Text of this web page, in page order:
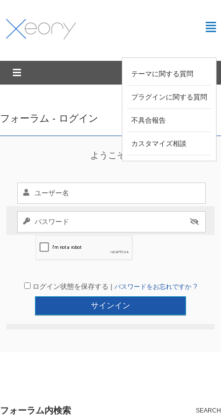
テーマに関する質問
プラグインに関する質問
不具合報告
カスタマイズ相談
フォーラム - ログイン
ようこそ !
ログイン状態を保存する | パスワードをお忘れですか ?
フォーラム内検索